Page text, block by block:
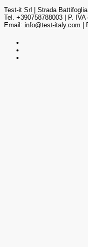
Test-it Srl | Strada
Tel. +390758788003 | P.
Email: info@test-italy.com |